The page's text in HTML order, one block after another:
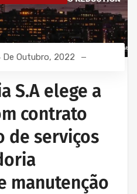
De Outubro, 2022
S.A elege a
contrato
de serviços
manutenção